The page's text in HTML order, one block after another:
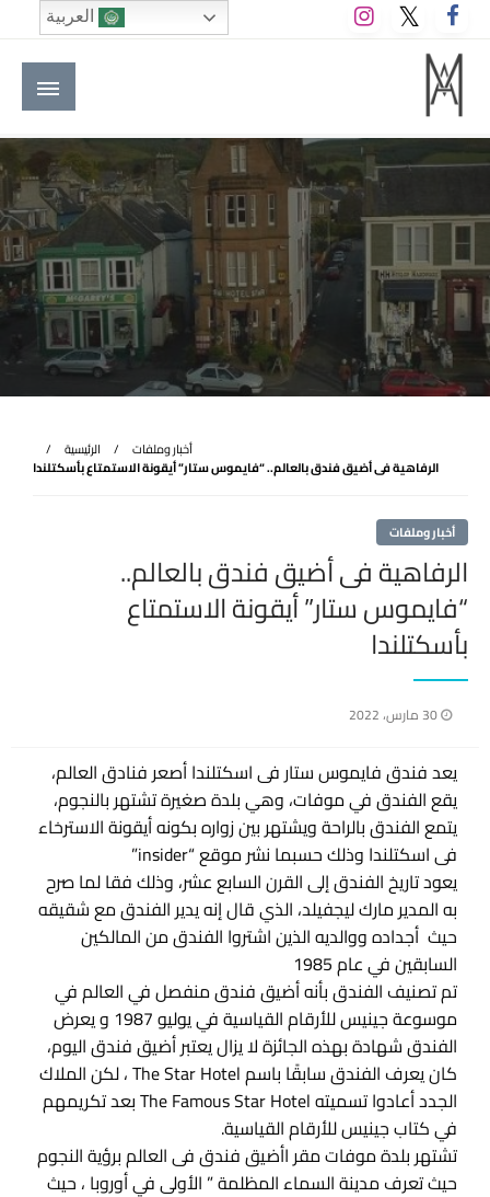
التخطي
إلى
المحتوى
M A hotels | إم ايه هوتيلز
الموقع الأول للعاملين في الفنادق في العالم العربي
الرئيسية
أخبار وملفات
الرفاهية فى أضيق فندق بالعالم.. “فايموس ستار” أيقونة الاستمتاع بأسكتلندا
أخبار وملفات
الرفاهية فى أضيق فندق بالعالم..
“فايموس ستار” أيقونة الاستمتاع
بأسكتلندا
نُشر
30 مارس، 2022
يعد فندق فايموس ستار فى اسكتلندا أصعر فنادق العالم،
يقع الفندق في موفات، وهي بلدة صغيرة تشتهر بالنجوم،
يتمع الفندق بالراحة ويشتهر بين زواره بكونه أيقونة الاسترخاء
فى اسكتلندا وذلك حسبما نشر موقع “insider”
يعود تاريخ الفندق إلى القرن السابع عشر، وذلك فقا لما صرح
به المدير مارك ليجفيلد، الذي قال إنه يدير الفندق مع شقيقه
حيث أجداده ووالديه الذين اشتروا الفندق من المالكين
السابقين في عام 1985
تم تصنيف الفندق بأنه أضيق فندق منفصل في العالم في
موسوعة جينيس للأرقام القياسية في يوليو 1987 و يعرض
الفندق شهادة بهذه الجائزة لا يزال يعتبر أضيق فندق اليوم،
كان يعرف الفندق سابقًا باسم The Star Hotel ، لكن الملاك
الجدد أعادوا تسميته The Famous Star Hotel بعد تكريمهم
في كتاب جينيس للأرقام القياسية.
تشتهر بلدة موفات مقر اأضيق فندق فى العالم برؤية النجوم
حيث تعرف مدينة السماء المظلمة ” الأولى في أوروبا ، حيث
العربية